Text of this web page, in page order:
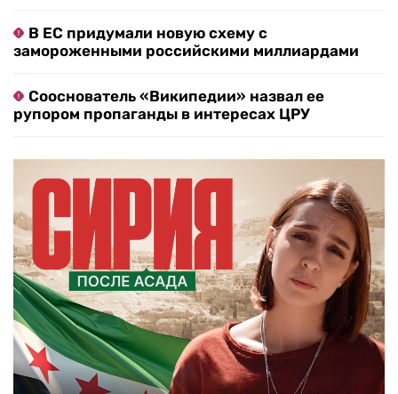
В ЕС придумали новую схему с
замороженными российскими миллиардами
Сооснователь «Википедии» назвал ее
рупором пропаганды в интересах ЦРУ